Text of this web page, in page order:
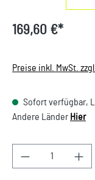
169,60 €*
Preise inkl. MwSt.
Sofort verfügbar,
Andere Länder Hier
Produkt